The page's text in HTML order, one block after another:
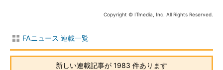
Copyright © ITmedia, Inc. All Rights Reserved.
FAニュース 連載一覧
新しい連載記事が 1983 件あります